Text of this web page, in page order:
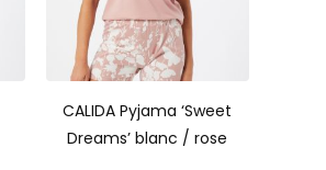
CALIDA Pyjama ‘Sweet
Dreams’ blanc / rose